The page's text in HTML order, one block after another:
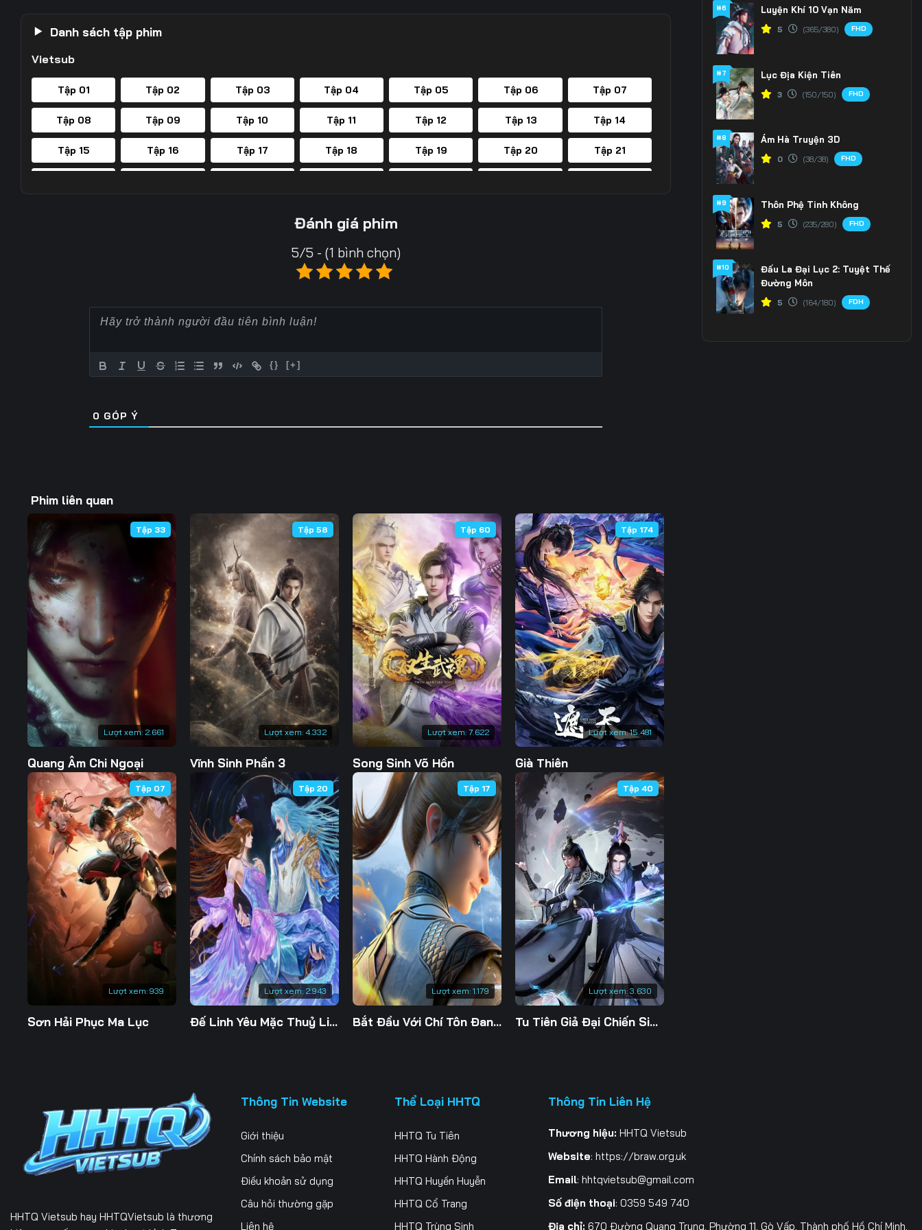
Danh sách tập phim
Vietsub
Tập 01 Tập 02 Tập 03 Tập 04 Tập 05 Tập 06 Tập 07
Tập 08 Tập 09 Tập 10 Tập 11 Tập 12 Tập 13 Tập 14
Tập 15 Tập 16 Tập 17 Tập 18 Tập 19 Tập 20 Tập 21
Tập 46
Tập 65 Tập 66
Tập 99 Tập 100 Tập 101 Tập 102 Tập 103 Tập 104 Tập 105
Tập 108 Tập 109 Tập 110 Tập 111 Tập 112
Tập 113 Tập 115 Tập 116 Tập 117 Tập 118 Tập 119
Tập 120 Tập 121 Tập 122 Tập 123 Tập 124 Tập 125 Tập 126
Tập 127 Tập 128 Tập 129 Tập 130 Tập 131 Tập 132 Tập 133
Tập 134 Tập 136 Tập 137 Tập 138 Tập 139 Tập 140
Tập 141 Tập 143 Tập 144 Tập 145 Tập 146 Tập 147
Tập 148 Tập 149 Tập 150 Tập 151 Tập 152 Tập 153 Tập 154
Tập 155 Tập 157 Tập 159
Tập 162 Tập 163 Tập 164
Đánh giá phim
5/5 - (1 bình chọn)
{} [+]
0 GÓP Ý
Phim liên quan
Lượt xem: 2.661
Tập 33
Quang Âm Chi Ngoại
Lượt xem: 4.332
Tập 58
Vĩnh Sinh Phần 3
Lượt xem: 7.622
Tập 60
Song Sinh Võ Hồn
Lượt xem:15.481
Tập 174
Già Thiên
Lượt xem: 939
Tập 07
Sơn Hải Phục Ma Lục
Lượt xem: 2.943
Tập 20
Đế Linh Yêu Mặc Thuỷ Linh Lung
Lượt xem: 1.179
Tập 17
Bắt Đầu Với Chí Tôn Đan Điền
Lượt xem: 3.630
Tập 40
Tu Tiên Giả Đại Chiến Siêu Năng Lực 3D
#6 Luyện Khí 10 Vạn Năm
5 (365/380) FHD
#7 Lục Địa Kiện Tiên
3 (150/150) FHD
#8 Ám Hà Truyện 3D
0 (38/38) FHD
#9 Thôn Phệ Tinh Không
5 (235/280) FHD
#10
Đấu La Đại Lục 2: Tuyệt Thế
Đường Môn
5 (164/180) FDH
HHTQ Vietsub hay HHTQVietsub là thương
Thông Tin Website
Giới thiệu
Chính sách bảo mật
Điều khoản sử dụng
Câu hỏi thường gặp
Liên hệ
Thể Loại HHTQ
HHTQ Tu Tiên
HHTQ Hành Động
HHTQ Huyền Huyễn
HHTQ Cổ Trang
HHTQ Trùng Sinh
Thông Tin Liên Hệ
Thương hiệu: HHTQ Vietsub
Website: https://braw.org.uk
Email: hhtqvietsub@gmail.com
Số điện thoại: 0359 549 740
Địa chỉ: 670 Đường Quang Trung, Phường 11, Gò Vấp, Thành phố Hồ Chí Minh,